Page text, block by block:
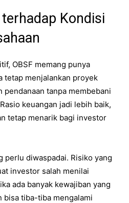
Kondisi
OBSF memang punya
tetap menjalankan proyek
pendanaan tanpa membebani
keuangan jadi lebih baik,
tetap menarik bagi investor
perlu diwaspadai. Risiko yang
investor salah menilai
ada banyak kewajiban yang
bisa tiba-tiba mengalami